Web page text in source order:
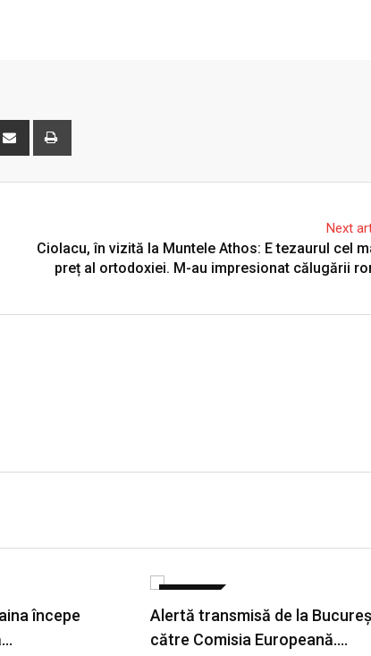
Share
Next
Ciolacu, în vizită la Muntele Athos: E tezaurul cel
preț al ortodoxiei. M-au impresionat călugării
începe
Alertă transmisă de la
către Comisia Europeană.…